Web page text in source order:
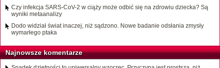
Czy infekcja SARS-CoV-2 w ciąży może odbić się na zdrowiu dziecka? Są
wyniki metaanalizy
Dodo widział świat inaczej, niż sądzono. Nowe badanie odsłania zmysły
wymarłego ptaka
Najnowsze komentarze